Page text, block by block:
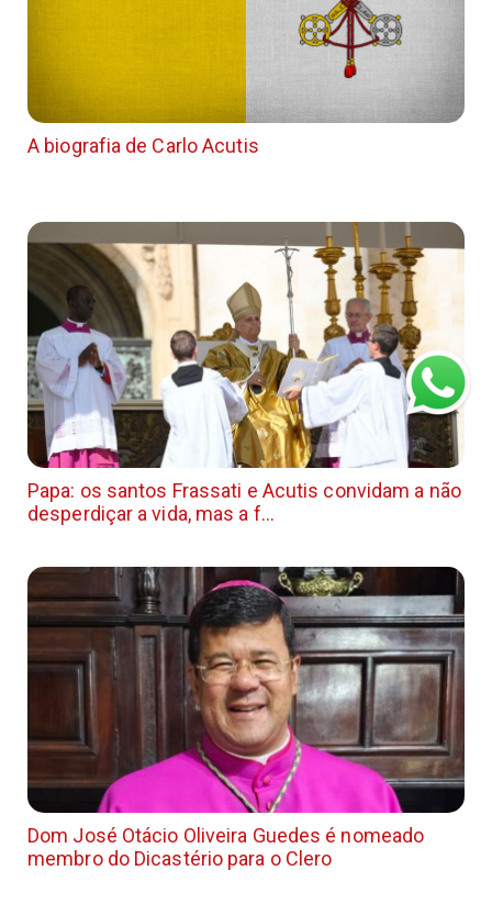
A biografia de Carlo Acutis
Papa: os santos Frassati e Acutis convidam a não
desperdiçar a vida, mas a f...
Dom José Otácio Oliveira Guedes é nomeado
membro do Dicastério para o Clero